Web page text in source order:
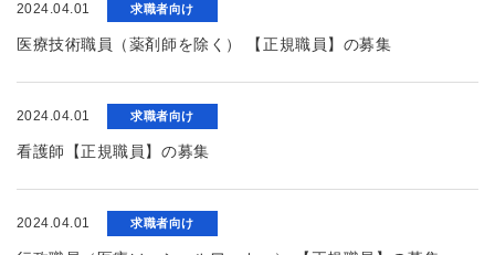
2024.04.01 求職者向け
医療技術職員（薬剤師を除く） 【正規職員】の募集
2024.04.01 求職者向け
看護師【正規職員】の募集
2024.04.01 求職者向け